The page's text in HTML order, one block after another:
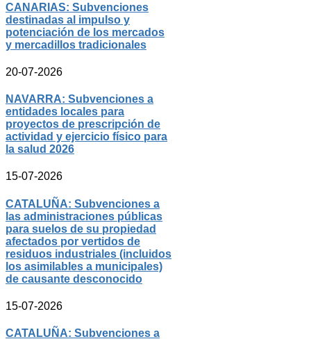
CANARIAS: Subvenciones
destinadas al impulso y
potenciación de los mercados
y mercadillos tradicionales
20-07-2026
NAVARRA: Subvenciones a
entidades locales para
proyectos de prescripción de
actividad y ejercicio físico para
la salud 2026
15-07-2026
CATALUÑA: Subvenciones a
las administraciones públicas
para suelos de su propiedad
afectados por vertidos de
residuos industriales (incluidos
los asimilables a municipales)
de causante desconocido
15-07-2026
CATALUÑA: Subvenciones a